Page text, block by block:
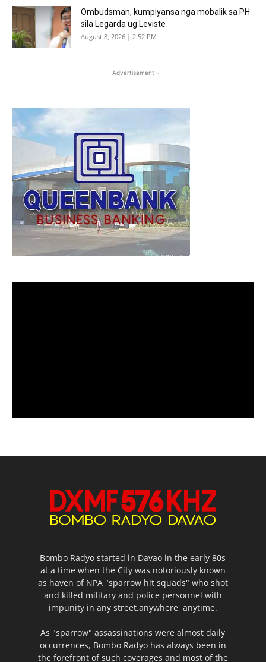
Ombudsman, kumpiyansa nga mobalik sa PH
sila Legarda ug Leviste
August 8, 2026 | 2:52 PM
- Advertisement -
Bombo Radyo started in Davao in the early 80s
at a time when the City was notoriously known
as haven of NPA "sparrow hit squads" who shot
and killed military and police personnel with
impunity in any street,anywhere, anytime.
As "sparrow" assassinations were almost daily
occurrences, Bombo Radyo has always been in
the forefront of such coverages and most of the